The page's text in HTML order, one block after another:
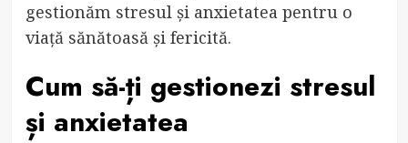
gestionăm stresul și anxietatea pentru o
viață sănătoasă și fericită.
Cum să-ți gestionezi stresul
și anxietatea